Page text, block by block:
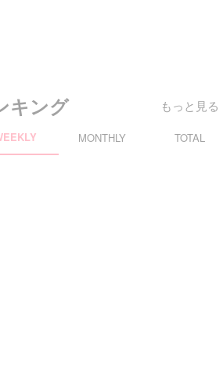
キング もっと見る
MONTHLY TOTAL